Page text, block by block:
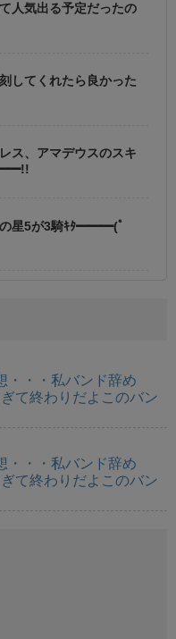
人気出る予定だったの
してくれたら良かった
ス、アマデウスのスキ
の星5が3騎ｷﾀ━━━(ﾟ
・・・私バンド辞め
て終わりだよこのバン
・・・私バンド辞め
て終わりだよこのバン